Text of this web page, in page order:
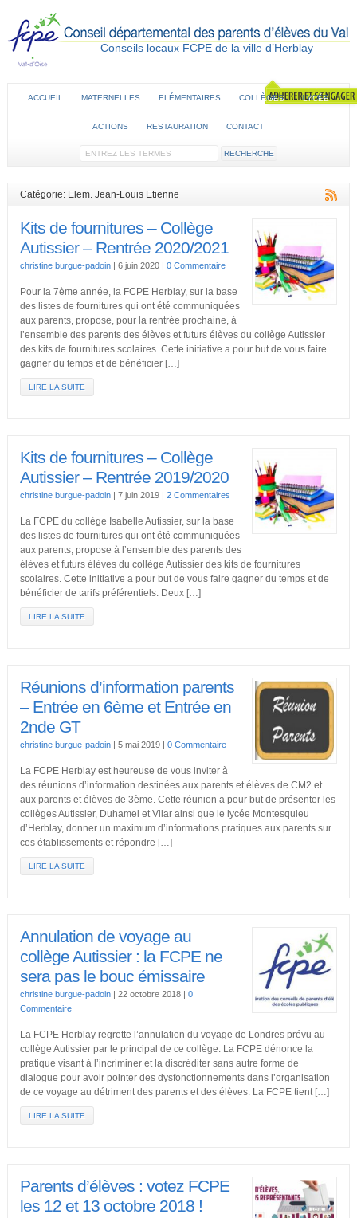
Conseils locaux FCPE de la ville d’Herblay
ACCUEIL MATERNELLES ELÉMENTAIRES COLLÈGES LYCÉE
ACTIONS RESTAURATION CONTACT
Catégorie: Elem. Jean-Louis Etienne
Kits de fournitures – Collège
Autissier – Rentrée 2020/2021
christine burgue-padoin| 6 juin 2020 | 0 Commentaire
Pour la 7ème année, la FCPE Herblay, sur la base
des listes de fournitures qui ont été communiquées
aux parents, propose, pour la rentrée prochaine, à
l’ensemble des parents des élèves et futurs élèves du collège Autissier
des kits de fournitures scolaires. Cette initiative a pour but de vous faire
gagner du temps et de bénéficier […]
LIRE LA SUITE
Kits de fournitures – Collège
Autissier – Rentrée 2019/2020
christine burgue-padoin| 7 juin 2019 | 2 Commentaires
La FCPE du collège Isabelle Autissier, sur la base
des listes de fournitures qui ont été communiquées
aux parents, propose à l’ensemble des parents des
élèves et futurs élèves du collège Autissier des kits de fournitures
scolaires. Cette initiative a pour but de vous faire gagner du temps et de
bénéficier de tarifs préférentiels. Deux […]
LIRE LA SUITE
Réunions d’information parents
– Entrée en 6ème et Entrée en
2nde GT
christine burgue-padoin| 5 mai 2019 | 0 Commentaire
La FCPE Herblay est heureuse de vous inviter à
des réunions d’information destinées aux parents et élèves de CM2 et
aux parents et élèves de 3ème. Cette réunion a pour but de présenter les
collèges Autissier, Duhamel et Vilar ainsi que le lycée Montesquieu
d’Herblay, donner un maximum d’informations pratiques aux parents sur
ces établissements et répondre […]
LIRE LA SUITE
Annulation de voyage au
collège Autissier : la FCPE ne
sera pas le bouc émissaire
christine burgue-padoin| 22 octobre 2018 | 0
Commentaire
La FCPE Herblay regrette l’annulation du voyage de Londres prévu au
collège Autissier par le principal de ce collège. La FCPE dénonce la
pratique visant à l’incriminer et la discréditer sans autre forme de
dialogue pour avoir pointer des dysfonctionnements dans l’organisation
de ce voyage au détriment des parents et des élèves. La FCPE tient […]
LIRE LA SUITE
Parents d’élèves : votez FCPE
les 12 et 13 octobre 2018 !